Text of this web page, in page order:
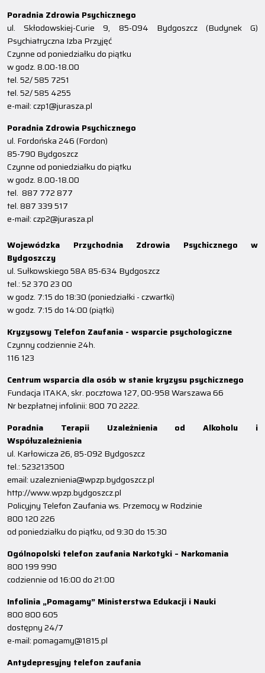
Poradnia Zdrowia Psychicznego
ul. Skłodowskiej-Curie 9, 85-094 Bydgoszcz (Budynek G)
Psychiatryczna Izba Przyjęć
Czynne od poniedziałku do piątku
w godz. 8.00-18.00
tel. 52/ 585 7251
tel. 52/ 585 4255
e-mail: czp1@jurasza.pl
Poradnia Zdrowia Psychicznego
ul. Fordońska 246 (Fordon)
85-790 Bydgoszcz
Czynne od poniedziałku do piątku
w godz. 8.00-18.00
tel. 887 772 877
tel. 887 339 517
e-mail: czp2@jurasza.pl
Wojewódzka Przychodnia Zdrowia Psychicznego w
Bydgoszczy
ul. Sułkowskiego 58A 85-634 Bydgoszcz
tel.: 52 370 23 00
w godz. 7:15 do 18:30 (poniedziałki - czwartki)
w godz. 7:15 do 14:00 (piątki)
Kryzysowy Telefon Zaufania - wsparcie psychologiczne
Czynny codziennie 24h.
116 123
Centrum wsparcia dla osób w stanie kryzysu psychicznego
Fundacja ITAKA, skr. pocztowa 127, 00-958 Warszawa 66
Nr bezpłatnej infolinii: 800 70 2222.
Poradnia Terapii Uzależnienia od Alkoholu i
Współuzależnienia
ul. Karłowicza 26, 85-092 Bydgoszcz
tel.: 523213500
email: uzaleznienia@wpzp.bydgoszcz.pl
http://www.wpzp.bydgoszcz.pl
Policyjny Telefon Zaufania ws. Przemocy w Rodzinie
800 120 226
od poniedziałku do piątku, od 9:30 do 15:30
Ogólnopolski telefon zaufania Narkotyki – Narkomania
800 199 990
codziennie od 16:00 do 21:00
Infolinia „Pomagamy” Ministerstwa Edukacji i Nauki
800 800 605
dostępny 24/7
e-mail: pomagamy@1815.pl
Antydepresyjny telefon zaufania